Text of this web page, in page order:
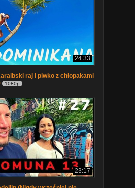
24:33
raj i piwko z chłopakami
1080p
23:17